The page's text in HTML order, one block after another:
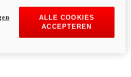
ALLE COOKIES
ACCEPTEREN